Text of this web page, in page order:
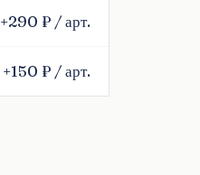
+290 ₽ / арт.
+150 ₽ / арт.